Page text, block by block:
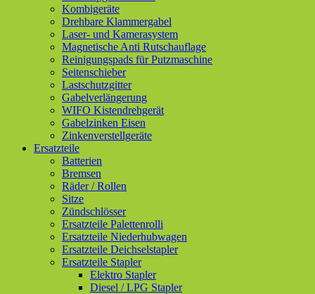
Kombigeräte
Drehbare Klammergabel
Laser- und Kamerasystem
Magnetische Anti Rutschauflage
Reinigungspads für Putzmaschine
Seitenschieber
Lastschutzgitter
Gabelverlängerung
WIFO Kistendrehgerät
Gabelzinken Eisen
Zinkenverstellgeräte
Ersatzteile
Batterien
Bremsen
Räder / Rollen
Sitze
Zündschlösser
Ersatzteile Palettenrolli
Ersatzteile Niederhubwagen
Ersatzteile Deichselstapler
Ersatzteile Stapler
Elektro Stapler
Diesel / LPG Stapler